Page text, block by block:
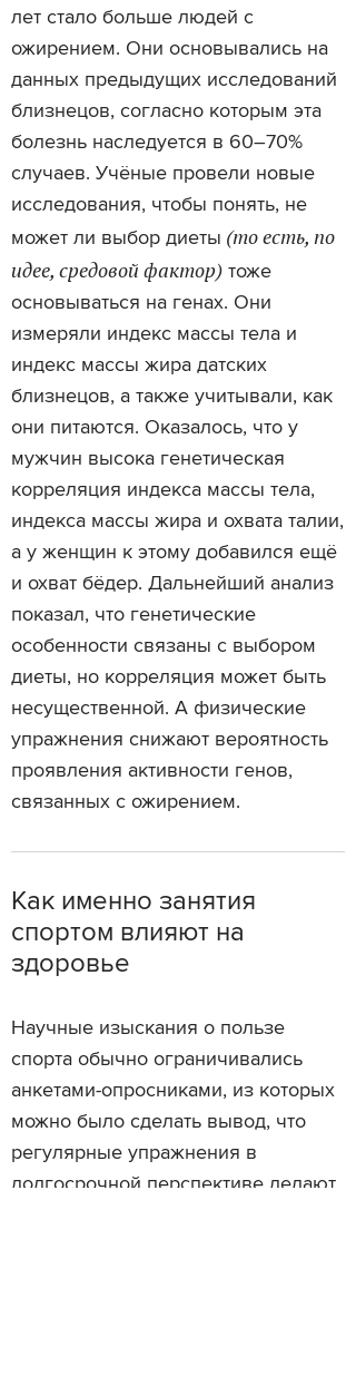
лет стало больше людей с
ожирением. Они основывались на
данных предыдущих исследований
близнецов, согласно которым эта
болезнь наследуется в 60–70%
случаев. Учёные провели новые
исследования, чтобы понять, не
может ли выбор диеты (то есть, по
идее, средовой фактор) тоже
основываться на генах. Они
измеряли индекс массы тела и
индекс массы жира датских
близнецов, а также учитывали, как
они питаются. Оказалось, что у
мужчин высока генетическая
корреляция индекса массы тела,
индекса массы жира и охвата талии,
а у женщин к этому добавился ещё
и охват бёдер. Дальнейший анализ
показал, что генетические
особенности связаны с выбором
диеты, но корреляция может быть
несущественной. А физические
упражнения снижают вероятность
проявления активности генов,
связанных с ожирением.
Как именно занятия
спортом влияют на
здоровье
Научные изыскания о пользе
спорта обычно ограничивались
анкетами-опросниками, из которых
можно было сделать вывод, что
регулярные упражнения в
долгосрочной перспективе делают